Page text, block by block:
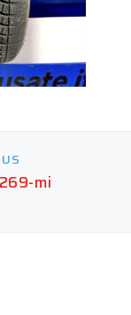
mi